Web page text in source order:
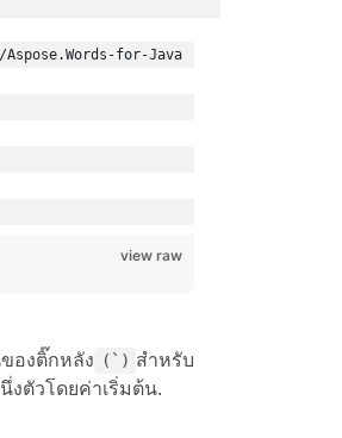
for-Java
view raw
องติ๊กหลัง (`) สำหรับ
ตัวโดยค่าเริ่มต้น.